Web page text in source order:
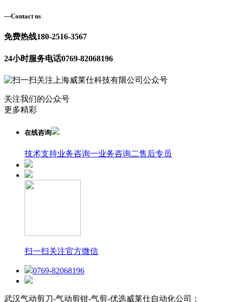
—Contact us
免费热线180-2516-3567
24小时服务电话0769-82068196
关注我们的公众号
更多精彩
在线咨询
技术支持业务咨询一业务咨询二售后专员
扫一扫关注官方微信
0769-82068196
武汉气动剪刀-气动剪钳-气剪-优选威莱仕自动化公司：